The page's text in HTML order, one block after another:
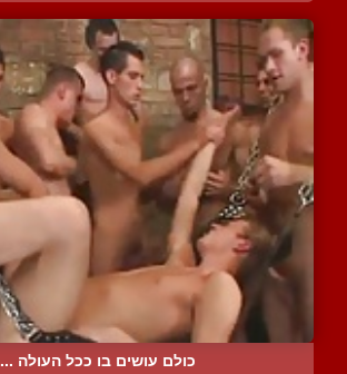
כולם עושים בו ככל העולה ...